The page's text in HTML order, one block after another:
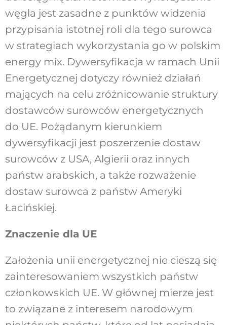
węgla jest zasadne z punktów widzenia
przypisania istotnej roli dla tego surowca
w strategiach wykorzystania go w polskim
energy mix. Dywersyfikacja w ramach Unii
Energetycznej dotyczy również działań
mających na celu zróżnicowanie struktury
dostawców surowców energetycznych
do UE. Pożądanym kierunkiem
dywersyfikacji jest poszerzenie dostaw
surowców z USA, Algierii oraz innych
państw arabskich, a także rozważenie
dostaw surowca z państw Ameryki
Łacińskiej.
Znaczenie dla UE
Założenia unii energetycznej nie cieszą się
zainteresowaniem wszystkich państw
członkowskich UE. W głównej mierze jest
to związane z interesem narodowym